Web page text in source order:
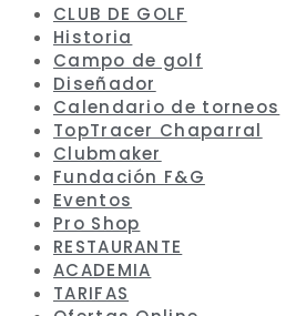
CLUB DE GOLF
Historia
Campo de golf
Diseñador
Calendario de torneos
TopTracer Chaparral
Clubmaker
Fundación F&G
Eventos
Pro Shop
RESTAURANTE
ACADEMIA
TARIFAS